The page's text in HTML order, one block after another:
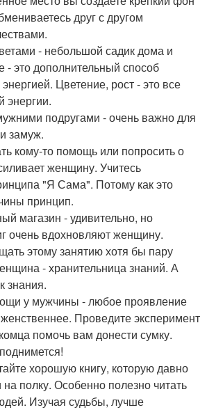
друг с другом
- небольшой садик дома и
- это дополнительный способ
Цветение, рост - это все
энергии.
подругами - очень важно для
замуж.
кому-то помощь или попросить о
женщину. Учитесь
"Я Сама". Потому как это
принцип.
магазин - удивительно, но
очень вдохновляют женщину.
этому занятию хотя бы пару
- хранительница знаний. А
знания.
у мужчины - любое проявление
Проведите эксперимент
помочь вам донести сумку.
хорошую книгу, которую давно
полку. Особенно полезно читать
Изучая судьбы, лучше